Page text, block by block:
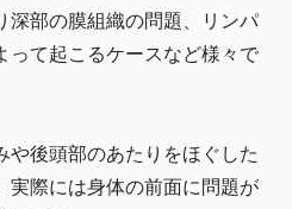
深部の膜組織の問題、リンパ
って起こるケースなど様々で
や後頭部のあたりをほぐした
実際には身体の前面に問題が